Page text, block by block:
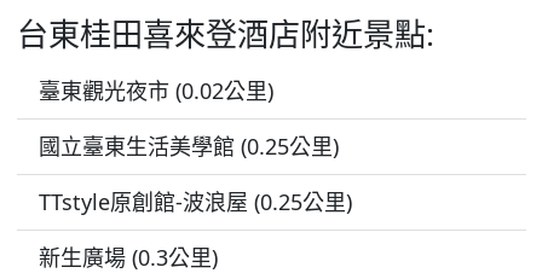
台東桂田喜來登酒店附近景點:
臺東觀光夜市 (0.02公里)
國立臺東生活美學館 (0.25公里)
TTstyle原創館-波浪屋 (0.25公里)
新生廣場 (0.3公里)